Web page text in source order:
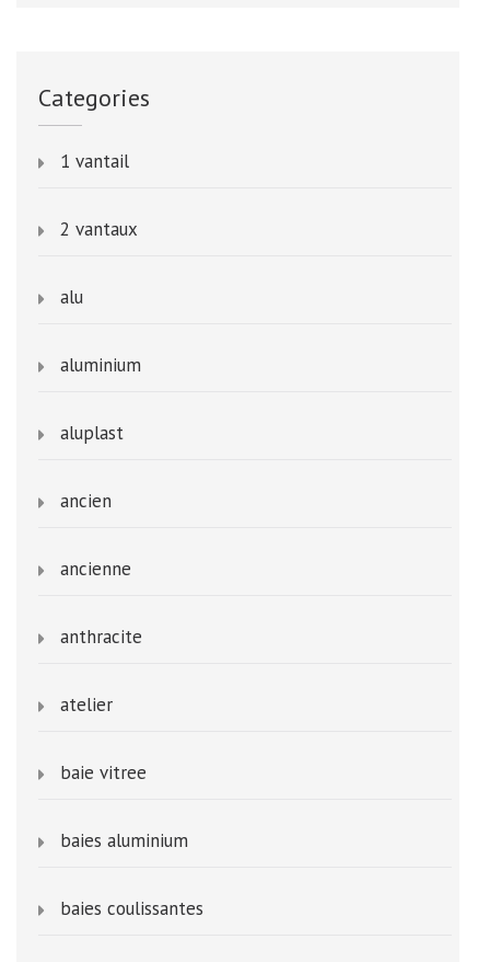
Categories
1 vantail
2 vantaux
alu
aluminium
aluplast
ancien
ancienne
anthracite
atelier
baie vitree
baies aluminium
baies coulissantes